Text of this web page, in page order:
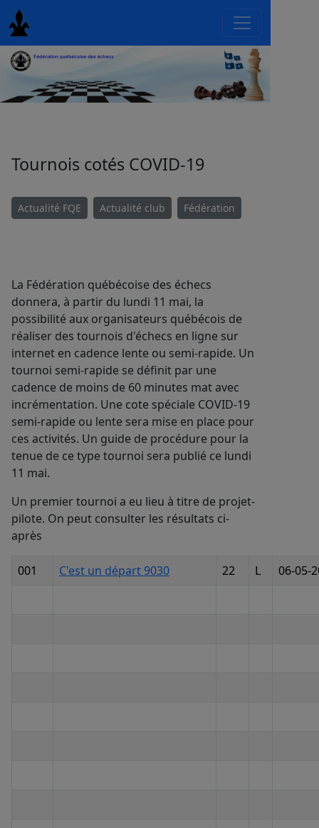
Tournois cotés COVID-19
Actualité FQE Actualité club Fédération
La Fédération québécoise des échecs
donnera, à partir du lundi 11 mai, la
possibilité aux organisateurs québécois de
réaliser des tournois d'échecs en ligne sur
internet en cadence lente ou semi-rapide. Un
tournoi semi-rapide se définit par une
cadence de moins de 60 minutes mat avec
incrémentation. Une cote spéciale COVID-19
semi-rapide ou lente sera mise en place pour
ces activités. Un guide de procédure pour la
tenue de ce type tournoi sera publié ce lundi
11 mai.
Un premier tournoi a eu lieu à titre de projet-
pilote. On peut consulter les résultats ci-
après
001 C'est un départ 9030 22 L 06-05-